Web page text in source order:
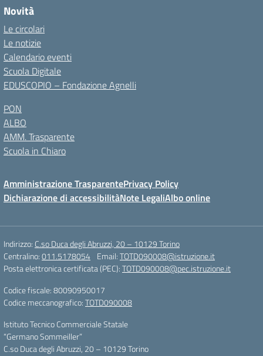
Novità
Le circolari
Le notizie
Calendario eventi
Scuola Digitale
EDUSCOPIO – Fondazione Agnelli
PON
ALBO
AMM. Trasparente
Scuola in Chiaro
Amministrazione TrasparentePrivacy Policy
Dichiarazione di accessibilitàNote LegaliAlbo online
Indirizzo: C.so Duca degli Abruzzi, 20 – 10129 Torino
Centralino:011.5178054 Email:TOTD090008@istruzione.it
Posta elettronica certificata (PEC):TOTD090008@pec.istruzione.it
Codice fiscale: 80090950017
Codice meccanografico:TOTD090008
Istituto Tecnico Commerciale Statale
“Germano Sommeiller”
C.so Duca degli Abruzzi, 20 – 10129 Torino